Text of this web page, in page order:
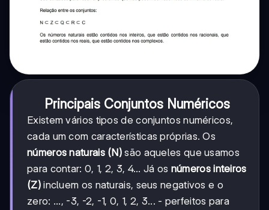
Principais Conjuntos Numéricos
Existem vários tipos de conjuntos numéricos,
cada um com características próprias. Os
números naturais (N) são aqueles que usamos
para contar: 0, 1, 2, 3, 4... Já os números inteiros
(Z)incluem os naturais, seus negativos e o
zero: ..., -3, -2, -1, 0, 1, 2, 3... - perfeitos para